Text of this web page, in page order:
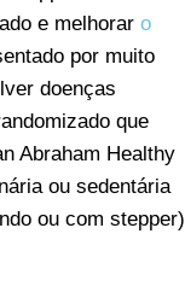
e melhorar o
por muito
doenças
que
Abraham Healthy
ou sedentária
ou com stepper)